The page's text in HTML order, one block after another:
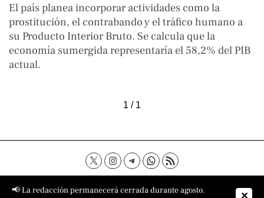
El país planea incorporar actividades como la
prostitución, el contrabando y el tráfico humano a
su Producto Interior Bruto. Se calcula que la
economía sumergida representaría el 58,2% del PIB
actual.
1 / 1
Contacto Aviso Legal
Política de privacidad
📢 La redacción permanecerá cerrada durante agosto.